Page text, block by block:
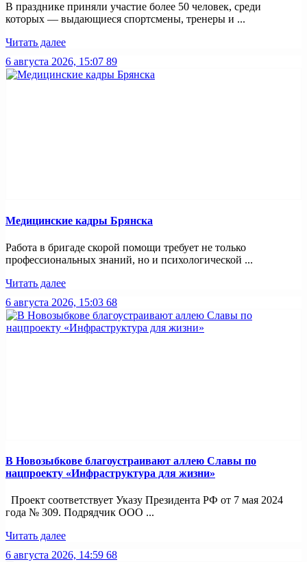
В празднике приняли участие более 50 человек, среди
которых — выдающиеся спортсмены, тренеры и ...
Читать далее
6 августа 2026, 15:07 89
Медицинские кадры Брянска
Работа в бригаде скорой помощи требует не только
профессиональных знаний, но и психологической ...
Читать далее
6 августа 2026, 15:03 68
В Новозыбкове благоустраивают аллею Славы по
нацпроекту «Инфраструктура для жизни»
Проект соответствует Указу Президента РФ от 7 мая 2024
года № 309. Подрядчик ООО ...
Читать далее
6 августа 2026, 14:59 68